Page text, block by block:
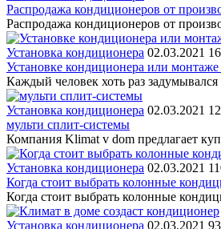
Распродажа кондиционеров от
Распродажа кондиционеров от
Установка кондиционера 02.03.2021
Установке кондиционера или
Каждый человек хоть раз
Установка кондиционера 02.03.2021
мульти сплит-системы
Компания Klimat v dom предлагает
Установка кондиционера 02.03.2021
Когда стоит выбрать колонные
Когда стоит выбрать колонные
Установка кондиционера 02.03.2021